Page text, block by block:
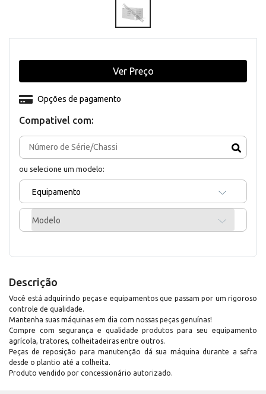
Compativel com:
ou selecione um modelo:
Equipamento
Modelo
Opções de pagamento
Ver Preço
Descrição
Você está adquirindo peças e equipamentos que passam por um rigoroso
controle de qualidade.
Mantenha suas máquinas em dia com nossas peças genuínas!
Compre com segurança e qualidade produtos para seu equipamento
agrícola, tratores, colheitadeiras entre outros.
Peças de reposição para manutenção dá sua máquina durante a safra
desde o plantio até a colheita.
Produto vendido por concessionário autorizado.